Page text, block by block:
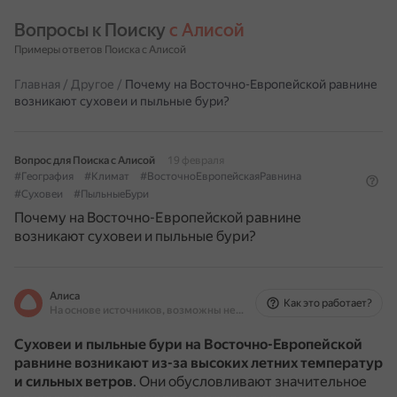
Вопросы к Поиску с Алисой
Примеры ответов Поиска с Алисой
Главная / Другое / Почему на Восточно-Европейской равнине
возникают суховеи и пыльные бури?
Вопрос для Поиска с Алисой
19 февраля
#География
#Климат
#ВосточноЕвропейскаяРавнина
#Суховеи
#ПыльныеБури
Почему на Восточно-Европейской равнине
возникают суховеи и пыльные бури?
Алиса
На основе источников, возможны неточности
Как это работает?
Суховеи и пыльные бури на Восточно-Европейской
равнине возникают из-за высоких летних температур
и сильных ветров. Они обусловливают значительное